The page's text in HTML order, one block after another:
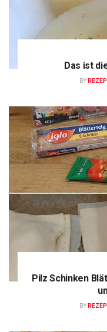
Das ist
BY
Pilz Schinken
BY